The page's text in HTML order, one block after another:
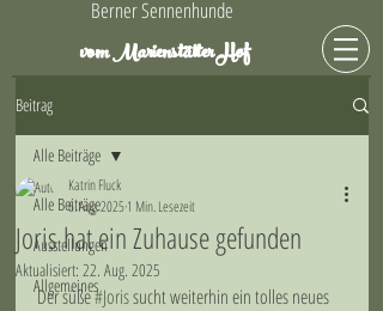
Berner Sennenhunde
vom MarienstätterHof
Beitrag
Alle Beiträge
Ausstellungen
Allgemeines
Alle Beiträge
Joris hat ein Zuhause gefunden
Katrin Fluck
6. Aug. 20251 Min. Lesezeit
Aktualisiert: 22. Aug. 2025
Der süße #Joris sucht weiterhin ein tolles neues